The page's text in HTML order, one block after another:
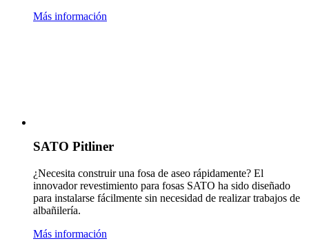
Más información
SATO Pitliner
¿Necesita construir una fosa de aseo rápidamente? El
innovador revestimiento para fosas SATO ha sido diseñado
para instalarse fácilmente sin necesidad de realizar trabajos de
albañilería.
Más información